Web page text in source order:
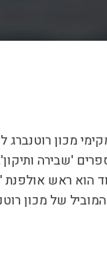
מכון רוטנברג
'שבירה
הוא ראש אולפנת
של מכון